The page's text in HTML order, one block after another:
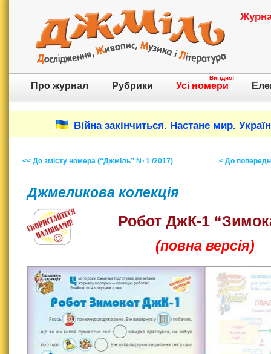
Про журнал Рубрики Усі номери
Вигідно!
Війна закінчиться. Настане мир.
<< До змісту номера (“Джміль” № 1 /2017) < До
Джмеликова колекція
Робот ДжК-1
(повна версія)